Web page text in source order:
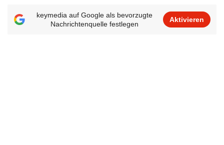
keymedia auf Google als bevorzugte
Nachrichtenquelle festlegen
Aktivieren